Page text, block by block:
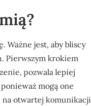
Ważne jest, aby bliscy
Pierwszym krokiem
pozwala lepiej
mogą one
na otwartej komunikacji